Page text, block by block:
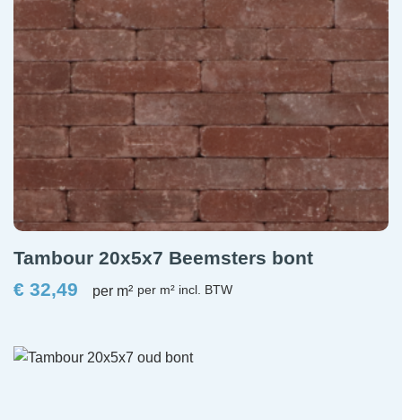
Tambour 20x5x7 Beemsters bont
€ 32,49 per m²